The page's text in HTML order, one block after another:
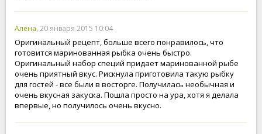
Алена, 20 января 2015 10:04
Оригинальный рецепт, больше всего понравилось, что
готовится маринованная рыбка очень быстро.
Оригинальный набор специй придает маринованной рыбе
очень приятный вкус. Рискнула приготовила такую рыбку
для гостей - все были в восторге. Получилась необычная и
очень вкусная закуска. Пошла просто на ура, хотя я делала
впервые, но получилось очень вкусно.